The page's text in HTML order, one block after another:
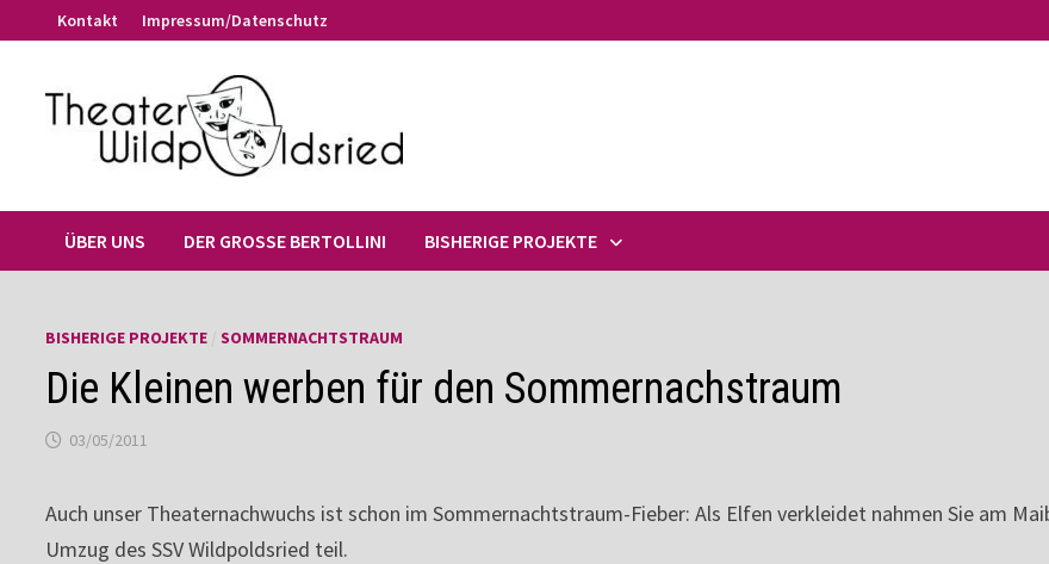
Inhalt
Kontakt Impressum/Datenschutz
ÜBER UNS DER GROSSE BERTOLLINI BISHERIGE PROJEKTE
BISHERIGE PROJEKTE /SOMMERNACHTSTRAUM
Die Kleinen werben für den Sommernachstraum
03/05/2011
Auch unser Theaternachwuchs ist schon im Sommernachtstraum-Fieber: Als Elfen verkleidet nahmen Sie am
Umzug des SSV Wildpoldsried teil.